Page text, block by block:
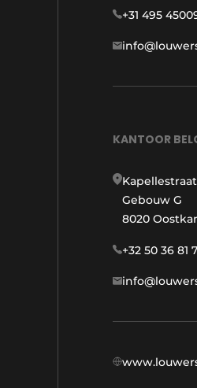
+31 495
KANTOOR
Kapellestraat
Gebouw G
8020
+32 50 36 81